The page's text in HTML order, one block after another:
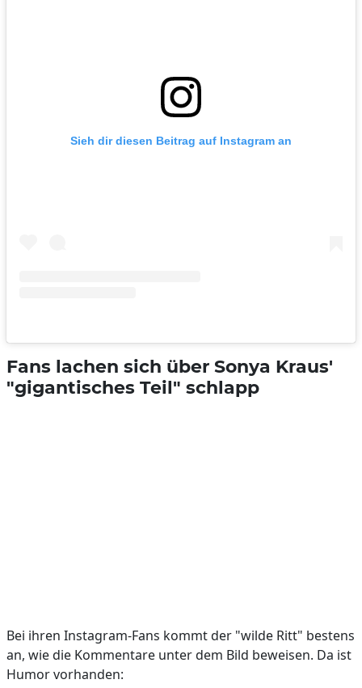
Sieh dir diesen Beitrag auf Instagram an
Fans lachen sich über Sonya Kraus'
"gigantisches Teil" schlapp
Bei ihren Instagram-Fans kommt der "wilde Ritt" bestens
an, wie die Kommentare unter dem Bild beweisen. Da ist
Humor vorhanden: